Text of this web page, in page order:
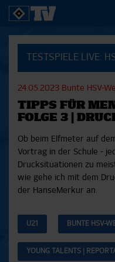
SPIELE
Bundesliga 17/18
Bundesliga 16/17
Pokal- und Testspiele
Testspiele
SICHER
HSVTV-
Mit dem HSVtv-Abo
in voller Länge, sowie
exklusive Interviews,
24.05.2023 Bunte HSV-
TIPPS FÜR
FOLGE 3 |
Ob beim Elfmeter auf
Vortrag in der Schule -
Drucksituationen zu
wie gehe ich mit dem
der HanseMerkur an.
U21 BUNTE HSV-
YOUNG TALENTS |